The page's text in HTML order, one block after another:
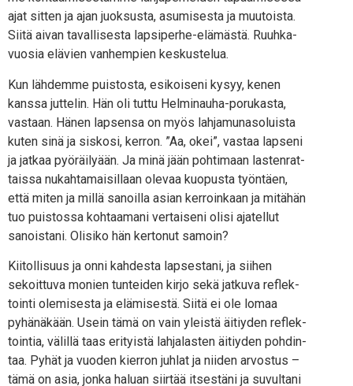
ajat sit­ten ja ajan juok­sus­ta, asu­mi­ses­ta ja muu­tois­ta.
Sii­tä aivan taval­li­ses­ta lap­si­per­he-elä­mäs­tä. Ruuh­ka­
vuo­sia elä­vien van­hem­pien keskustelua.
Kun läh­dem­me puis­tos­ta, esi­koi­se­ni kysyy, kenen
kans­sa jut­te­lin. Hän oli tut­tu Hel­mi­nau­ha-poru­kas­ta,
vas­taan. Hänen lap­sen­sa on myös lah­ja­mu­na­so­luis­ta
kuten sinä ja sis­ko­si, ker­ron. ”Aa, okei”, vas­taa lap­se­ni
ja jat­kaa pyö­räi­ly­ään. Ja minä jään poh­ti­maan las­ten­rat­
tais­sa nukah­ta­mai­sil­laan ole­vaa kuo­pus­ta työn­täen,
että miten ja mil­lä sanoil­la asian ker­roin­kaan ja mitä­hän
tuo puis­tos­sa koh­taa­ma­ni ver­tai­se­ni oli­si aja­tel­lut
sanois­ta­ni. Oli­si­ko hän ker­to­nut samoin?
Kii­tol­li­suus ja onni kah­des­ta lap­ses­ta­ni, ja sii­hen
sekoit­tu­va monien tun­tei­den kir­jo sekä jat­ku­va reflek­
toin­ti ole­mi­ses­ta ja elä­mi­ses­tä. Sii­tä ei ole lomaa
pyhä­nä­kään. Usein tämä on vain yleis­tä äitiy­den reflek­
toin­tia, välil­lä taas eri­tyis­tä lah­ja­las­ten äitiy­den poh­din­
taa. Pyhät ja vuo­den kier­ron juh­lat ja nii­den arvos­tus –
tämä on asia, jon­ka haluan siir­tää itses­tä­ni ja suvul­ta­ni